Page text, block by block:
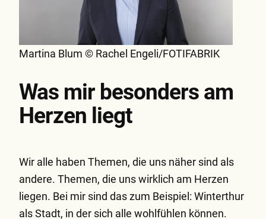
Martina Blum © Rachel Engeli/FOTIFABRIK
Was mir besonders am
Herzen liegt
Wir alle haben Themen, die uns näher sind als
andere. Themen, die uns wirklich am Herzen
liegen. Bei mir sind das zum Beispiel: Winterthur
als Stadt, in der sich alle wohlfühlen können.